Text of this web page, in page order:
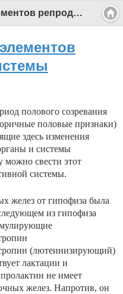
Взаимоотношения элементов репродуктивной системы человека - Профессиональный педагог
полового созревания
половые признаки)
здесь изменения
и системы
можно свести этот
системы.
желез от гипофиза была
из ги­пофиза
(лютеинизирующий)
лактации и
не имеет
желез. Напротив, он